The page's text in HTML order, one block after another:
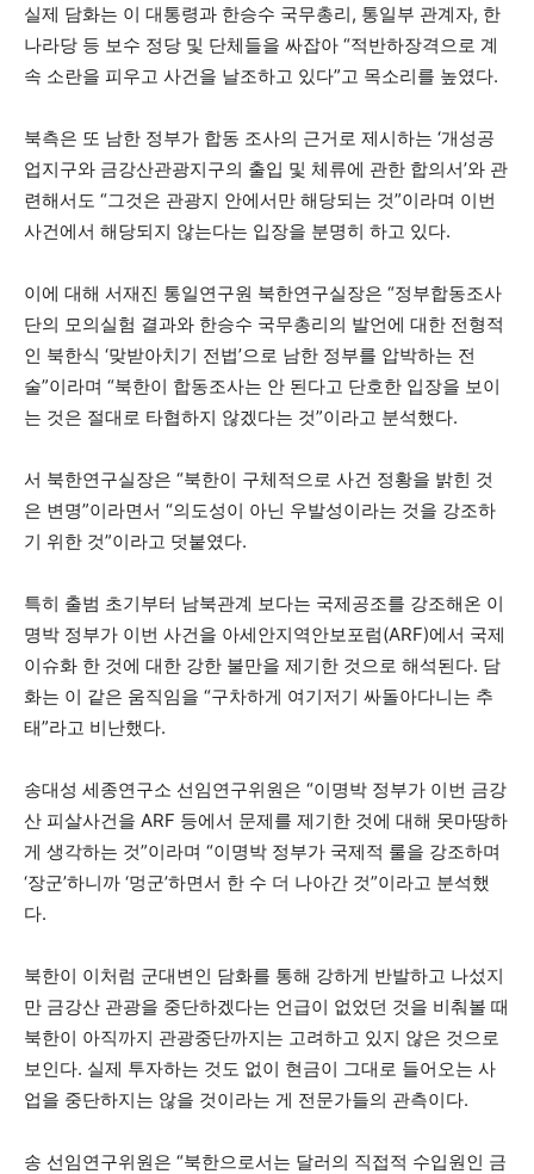
실제 담화는 이 대통령과 한승수 국무총리, 통일부 관계자, 한
나라당 등 보수 정당 및 단체들을 싸잡아 “적반하장격으로 계
속 소란을 피우고 사건을 날조하고 있다”고 목소리를 높였다.
북측은 또 남한 정부가 합동 조사의 근거로 제시하는 ‘개성공
업지구와 금강산관광지구의 출입 및 체류에 관한 합의서’와 관
련해서도 “그것은 관광지 안에서만 해당되는 것”이라며 이번
사건에서 해당되지 않는다는 입장을 분명히 하고 있다.
이에 대해 서재진 통일연구원 북한연구실장은 “정부합동조사
단의 모의실험 결과와 한승수 국무총리의 발언에 대한 전형적
인 북한식 ‘맞받아치기 전법’으로 남한 정부를 압박하는 전
술”이라며 “북한이 합동조사는 안 된다고 단호한 입장을 보이
는 것은 절대로 타협하지 않겠다는 것”이라고 분석했다.
서 북한연구실장은 “북한이 구체적으로 사건 정황을 밝힌 것
은 변명”이라면서 “의도성이 아닌 우발성이라는 것을 강조하
기 위한 것”이라고 덧붙였다.
특히 출범 초기부터 남북관계 보다는 국제공조를 강조해온 이
명박 정부가 이번 사건을 아세안지역안보포럼(ARF)에서 국제
이슈화 한 것에 대한 강한 불만을 제기한 것으로 해석된다. 담
화는 이 같은 움직임을 “구차하게 여기저기 싸돌아다니는 추
태”라고 비난했다.
송대성 세종연구소 선임연구위원은 “이명박 정부가 이번 금강
산 피살사건을 ARF 등에서 문제를 제기한 것에 대해 못마땅하
게 생각하는 것”이라며 “이명박 정부가 국제적 룰을 강조하며
‘장군’하니까 ‘멍군’하면서 한 수 더 나아간 것”이라고 분석했
다.
북한이 이처럼 군대변인 담화를 통해 강하게 반발하고 나섰지
만 금강산 관광을 중단하겠다는 언급이 없었던 것을 비춰볼 때
북한이 아직까지 관광중단까지는 고려하고 있지 않은 것으로
보인다. 실제 투자하는 것도 없이 현금이 그대로 들어오는 사
업을 중단하지는 않을 것이라는 게 전문가들의 관측이다.
송 선임연구위원은 “북한으로서는 달러의 직접적 수입원인 금